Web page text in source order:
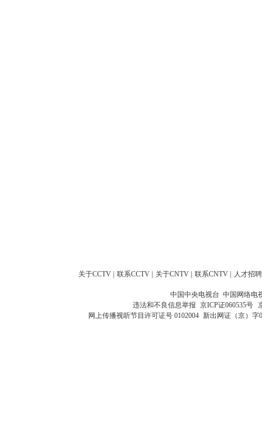
关于CCTV 联系CCTV 关于CNTV 联系CNTV 人才招聘
中国中央电视台 中国网络电
违法和不良信息举报 京ICP证060535号
网上传播视听节目许可证号 0102004 新出网证（京）